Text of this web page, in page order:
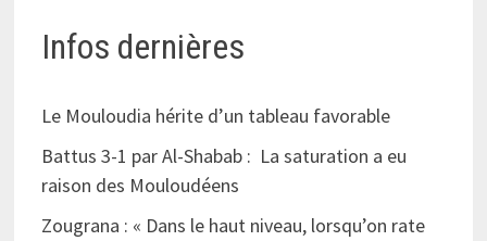
Infos dernières
Le Mouloudia hérite d’un tableau favorable
Battus 3-1 par Al-Shabab : La saturation a eu
raison des Mouloudéens
Zougrana : « Dans le haut niveau, lorsqu’on rate